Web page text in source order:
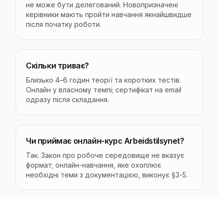
не може бути делегований. Новопризначені
керівники мають пройти навчання якнайшвидше
після початку роботи.
Скільки триває?
Близько 4–6 годин теорії та коротких тестів.
Онлайн у власному темпі; сертифікат на email
одразу після складання.
Чи приймає онлайн-курс Arbeidstilsynet?
Так. Закон про робоче середовище не вказує
формат; онлайн-навчання, яке охоплює
необхідні теми з документацією, виконує §3-5.